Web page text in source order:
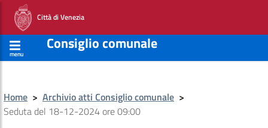
Città di Venezia
menu
Consiglio comunale
Home > Archivio atti Consiglio comunale >
Seduta del 18-12-2024 ore 09:00